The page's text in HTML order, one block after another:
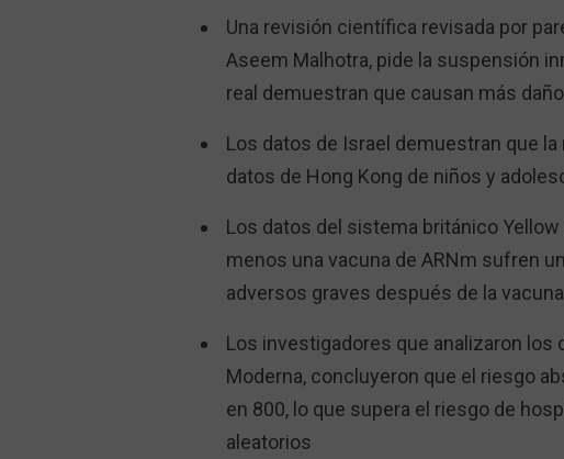
Una revisión científica revisada por
Aseem Malhotra, pide la suspensión
real demuestran que causan más
Los datos de Israel demuestran que
datos de Hong Kong de niños y
Los datos del sistema británico
menos una vacuna de ARNm sufren
adversos graves después de la
Los investigadores que analizaron los
Moderna, concluyeron que el riesgo
en 800, lo que supera el riesgo de
aleatorios